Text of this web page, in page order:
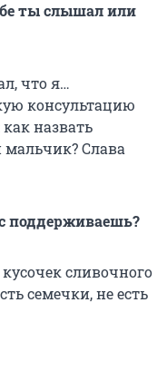
ты слышал или
что я…
консультацию
назвать
мальчик? Слава
поддерживаешь?
сливочного
семечки, не есть